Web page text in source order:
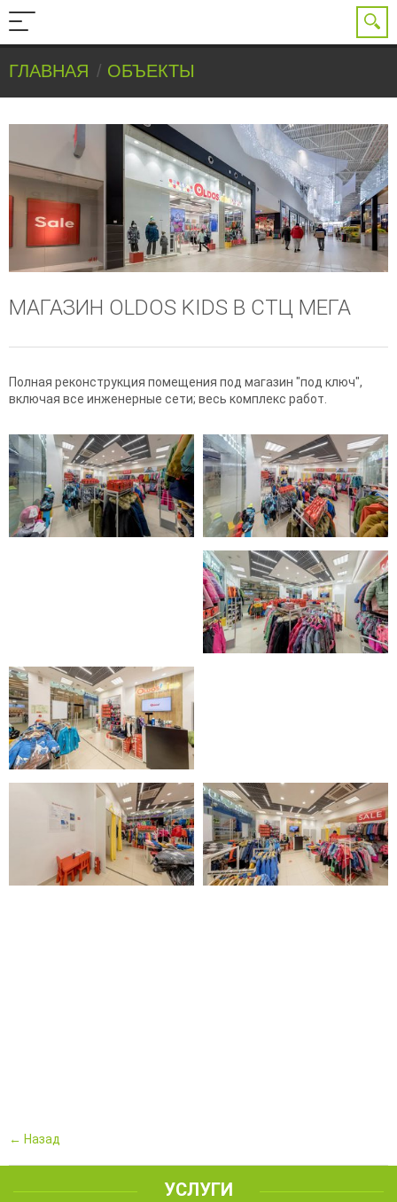
ГЛАВНАЯ ОБЪЕКТЫ
МАГАЗИН OLDOS KIDS В СТЦ МЕГА
Полная реконструкция помещения под магазин "под ключ",
включая все инженерные сети; весь комплекс работ.
← Назад
УСЛУГИ